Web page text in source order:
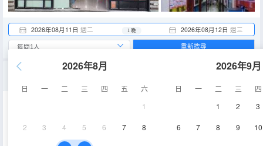
2026年08月11日 週二 2026年08月12日 週三
1 晚
2026年8月
日 一 二 三 四 五
六
1
2 3 4 5 6 7 8
2026年9月
日 一 二 三
四
1
2 3
6 7 8 9 10
重新搜尋